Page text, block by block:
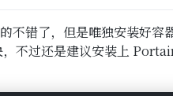
错了，但是唯独安装好容
不过还是建议安装上